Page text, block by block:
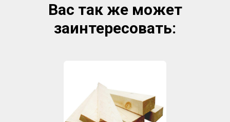
Вас так же может
заинтересовать: